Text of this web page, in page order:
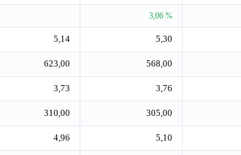
3,06 %
5,14 5,30
623,00 568,00
3,73 3,76
310,00 305,00
4,96 5,10